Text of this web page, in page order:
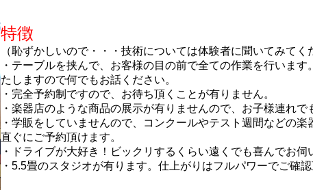
特徴
（恥ずかしいので・・・技術については体験者に聞いてみてく
・テーブルを挟んで、お客様の目の前で全ての作業を行いま
たしますので何でもお話ください。
・完全予約制ですので、お待ち頂くことが有りません。
・楽器店のような商品の展示が有りませんので、お子様連れで
・学販をしていませんので、コンクールやテスト週間などの
直ぐにご予約頂けます。
・ドライブが大好き！ビックリするくらい遠くでも喜んでお伺
・5.5畳のスタジオが有ります。仕上がりはフルパワーでご確認